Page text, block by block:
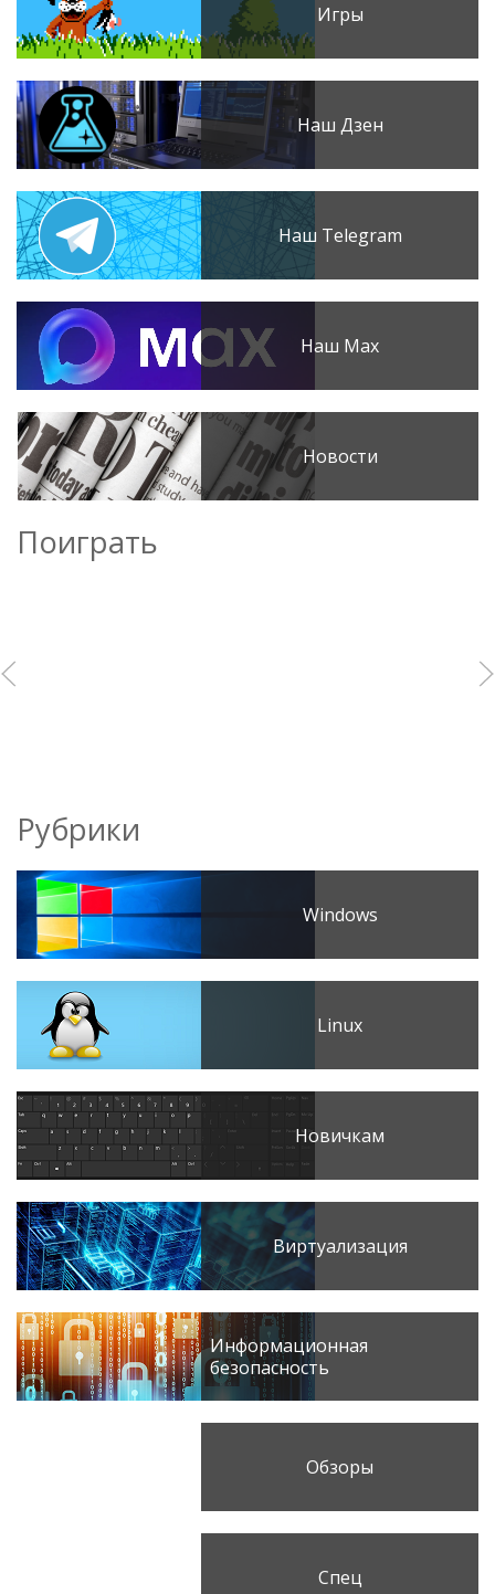
Игры
Наш Дзен
Наш Telegram
Наш Max
Новости
Поиграть
Рубрики
Windows
Linux
Новичкам
Виртуализация
Информационная
безопасность
Обзоры
Спец